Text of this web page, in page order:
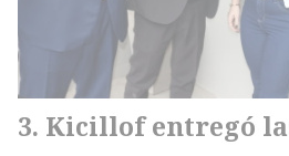
Kicillof entregó